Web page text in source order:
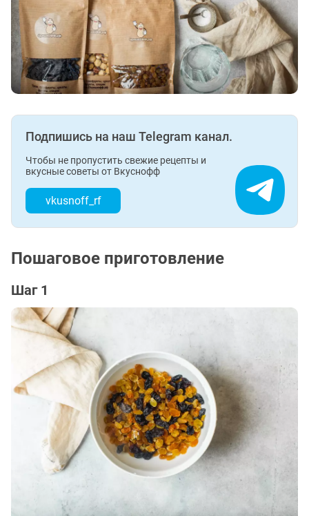
Подпишись на наш Telegram канал.
Чтобы не пропустить свежие рецепты и
вкусные советы от Вкуснофф
vkusnoff_rf
Пошаговое приготовление
Шаг 1